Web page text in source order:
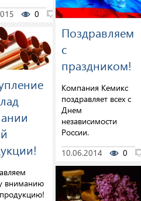
0 0
вниманию
Поздравляем
с
праздником!
Компания Кемикс
поздравляет всех с
Днем
независимости
России.
10.06.2014
0